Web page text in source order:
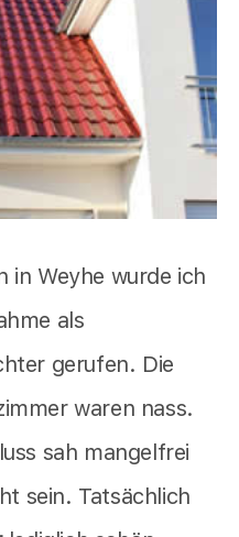
in Weyhe wurde ich
als
gerufen. Die
waren nass.
sah mangelfrei
sein. Tatsächlich